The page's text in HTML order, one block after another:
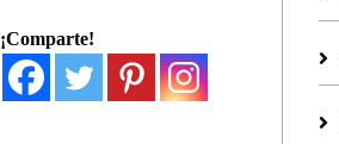
¡Comparte!